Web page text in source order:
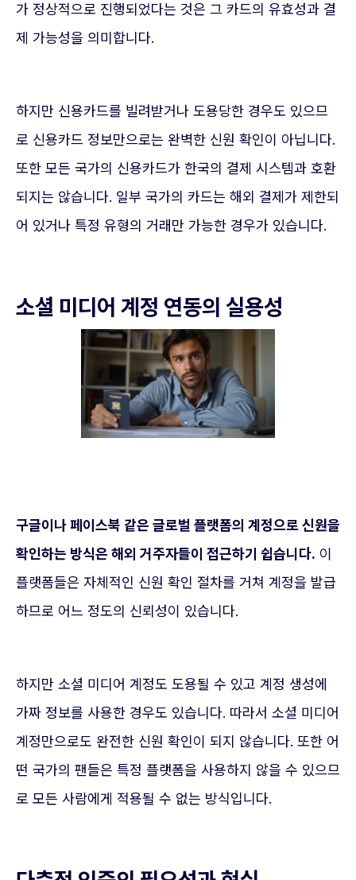
가 정상적으로 진행되었다는 것은 그 카드의 유효성과 결
제 가능성을 의미합니다.
하지만 신용카드를 빌려받거나 도용당한 경우도 있으므
로 신용카드 정보만으로는 완벽한 신원 확인이 아닙니다.
또한 모든 국가의 신용카드가 한국의 결제 시스템과 호환
되지는 않습니다. 일부 국가의 카드는 해외 결제가 제한되
어 있거나 특정 유형의 거래만 가능한 경우가 있습니다.
소셜 미디어 계정 연동의 실용성
구글이나 페이스북 같은 글로벌 플랫폼의 계정으로 신원을
확인하는 방식은 해외 거주자들이 접근하기 쉽습니다. 이
플랫폼들은 자체적인 신원 확인 절차를 거쳐 계정을 발급
하므로 어느 정도의 신뢰성이 있습니다.
하지만 소셜 미디어 계정도 도용될 수 있고 계정 생성에
가짜 정보를 사용한 경우도 있습니다. 따라서 소셜 미디어
계정만으로도 완전한 신원 확인이 되지 않습니다. 또한 어
떤 국가의 팬들은 특정 플랫폼을 사용하지 않을 수 있으므
로 모든 사람에게 적용될 수 없는 방식입니다.